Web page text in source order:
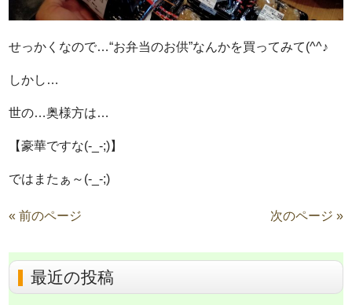
せっかくなので…“お弁当のお供”なんかを買ってみて(^^♪
しかし…
世の…奥様方は…
【豪華ですな(-_-;)】
ではまたぁ～(-_-;)
« 前のページ 次のページ »
最近の投稿